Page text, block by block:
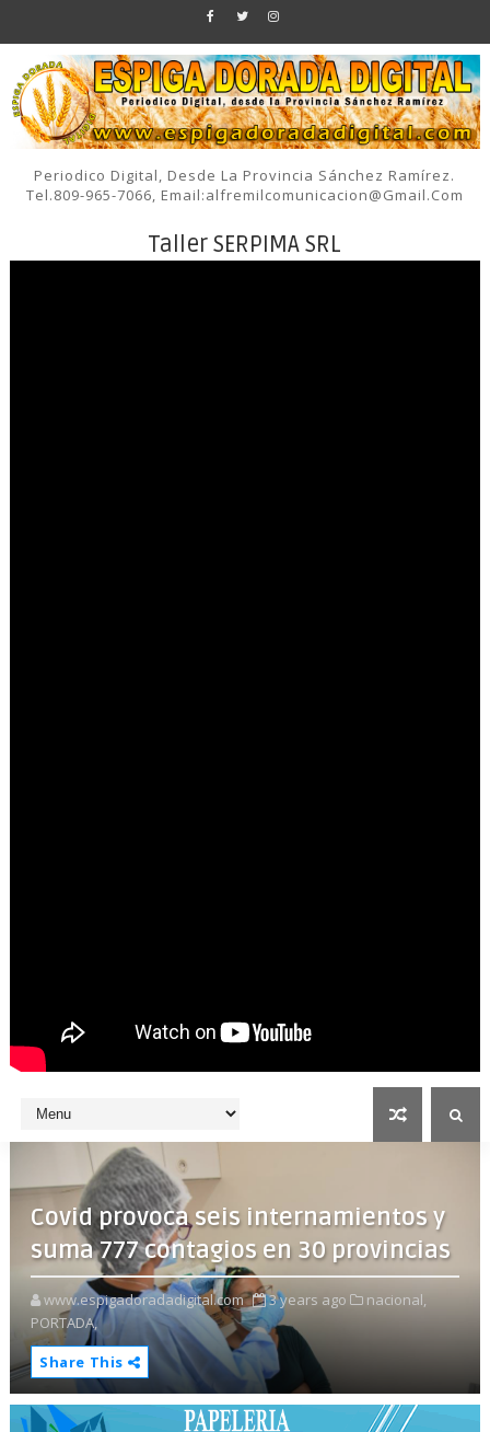
Periodico Digital, Desde La Provincia Sánchez Ramírez.
Tel.809-965-7066, Email:alfremilcomunicacion@gmail.com
Taller SERPIMA SRL
Covid provoca seis internamientos y
suma 777 contagios en 30 provincias
www.espigadoradadigital.com 3 years ago
nacional,
PORTADA,
Share This